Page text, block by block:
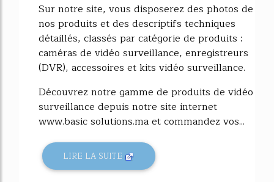
Sur notre site, vous disposerez des photos de
nos produits et des descriptifs techniques
détaillés, classés par catégorie de produits :
caméras de vidéo surveillance, enregistreurs
(DVR), accessoires et kits vidéo surveillance.
Découvrez notre gamme de produits de vidéo
surveillance depuis notre site internet
www.basic solutions.ma et commandez vos...
LIRE LA SUITE